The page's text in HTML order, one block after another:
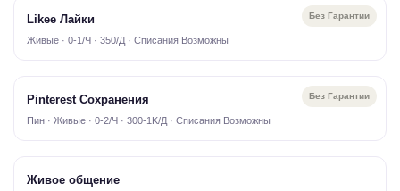
Без Гарантии
Likee Лайки
Живые · 0-1/Ч · 350/Д · Списания Возможны
Без Гарантии
Pinterest Сохранения
Пин · Живые · 0-2/Ч · 300-1K/Д · Списания Возможны
Живое общение